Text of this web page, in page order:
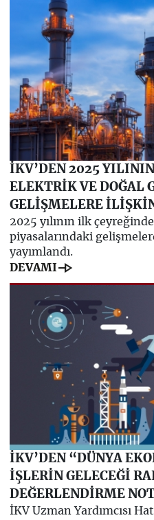
İKV’DEN 2025
ELEKTRİK VE DOĞAL
GELİŞMELERE
2025 yılının ilk
piyasalarındaki
yayımlandı.
DEVAMI line_end_arrow
İKV’DEN “DÜNYA
İŞLERİN GELECEĞİ
DEĞERLENDİRME
İKV Uzman Yardımcısı